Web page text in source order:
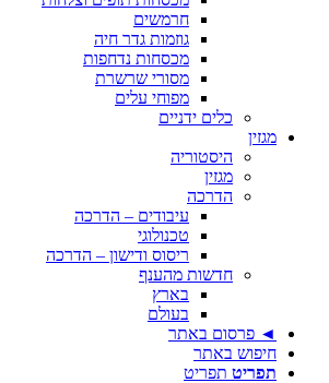
חרמשים
גוזמות גדר חיה
מכסחות נדחפות
מסורי שרשרת
מפוחי עלים
כלים ידניים
מגזין
היסטוריה
מגזין
הדרכה
עיבודים – הדרכה
טכנולוגי
ריסוס ודישון – הדרכה
חדשות מהענף
בארץ
בעולם
◄ פרסום באתר
חיפוש באתר
תפריט תפריט